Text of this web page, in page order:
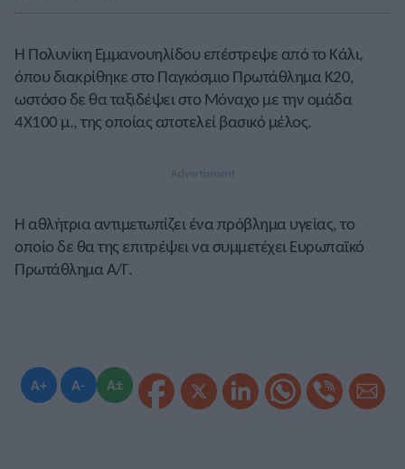
A+ A- A±
Η Πολυνίκη Εμμανουηλίδου επέστρεψε από το Κάλι,
όπου διακρίθηκε στο Παγκόσμιο Πρωτάθλημα Κ20,
ωστόσο δε θα ταξιδέψει στο Μόναχο με την ομάδα
4Χ100 μ., της οποίας αποτελεί βασικό μέλος.
Η αθλήτρια αντιμετωπίζει ένα πρόβλημα υγείας, το
οποίο δε θα της επιτρέψει να συμμετέχει Ευρωπαϊκό
Πρωτάθλημα Α/Γ.